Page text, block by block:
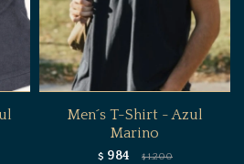
Men´s T-Shirt - Azul
Marino
$ 984 $ 1.200